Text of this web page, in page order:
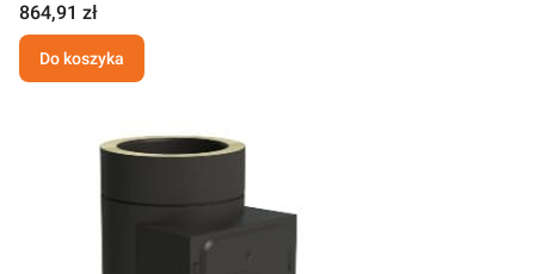
864,91 zł
Do koszyka